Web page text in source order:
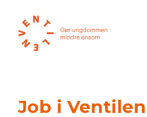
Om ensomhed
Job i Ventilen